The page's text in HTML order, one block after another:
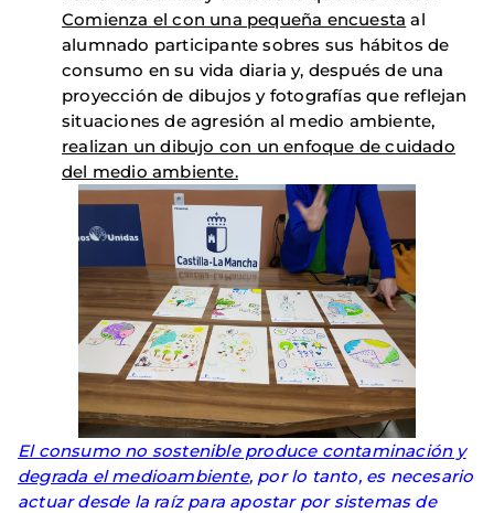
Comienza el con una pequeña encuesta al
alumnado participante sobres sus hábitos de
consumo en su vida diaria y, después de una
proyección de dibujos y fotografías que reflejan
situaciones de agresión al medio ambiente,
realizan un dibujo con un enfoque de cuidado
del medio ambiente.
El consumo no sostenible produce contaminación y
degrada el medioambiente, por lo tanto, es necesario
actuar desde la raíz para apostar por sistemas de